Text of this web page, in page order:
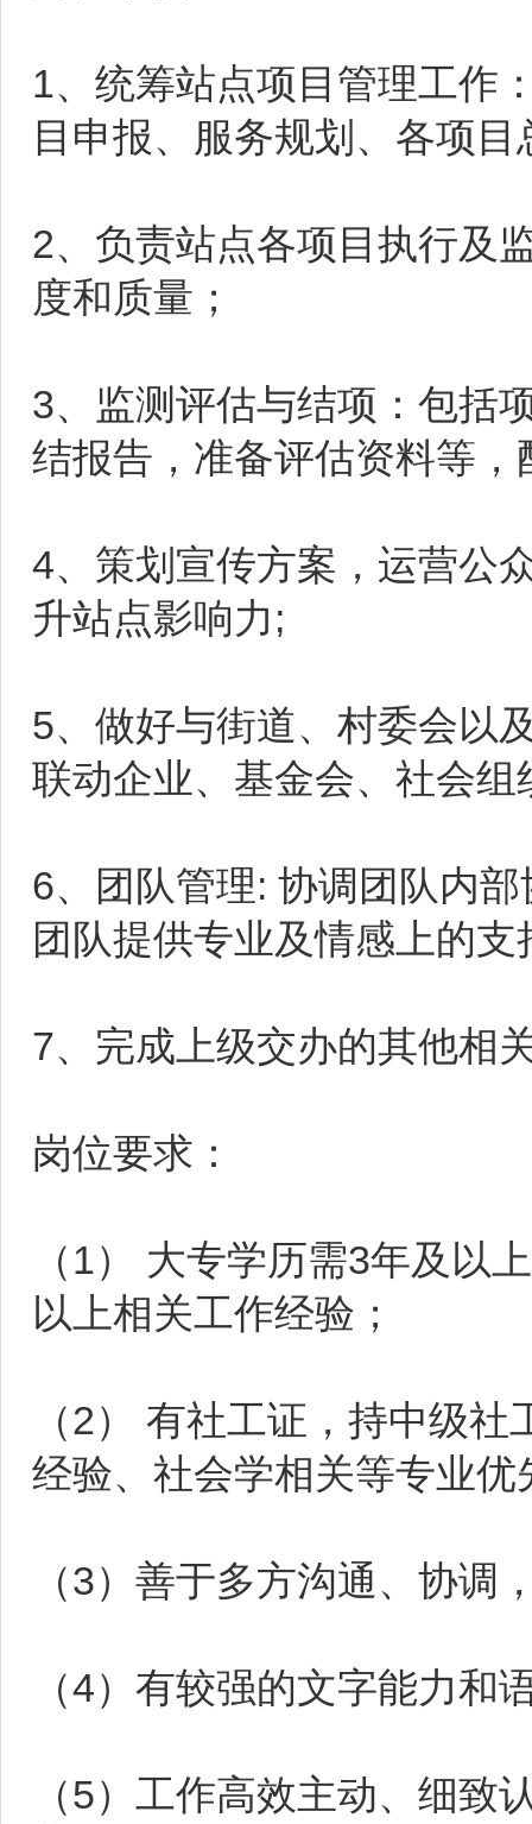
1、统筹站点项目管理工作
目申报、服务规划、各项
2、负责站点各项目执行及
度和质量；
3、监测评估与结项：包括
结报告，准备评估资料等
4、策划宣传方案，运营公
升站点影响力;
5、做好与街道、村委会以
联动企业、基金会、社会
6、团队管理: 协调团队内
团队提供专业及情感上的
7、完成上级交办的其他相
岗位要求：
（1） 大专学历需3年及以
以上相关工作经验；
（2） 有社工证，持中级
经验、社会学相关等专业优
（3）善于多方沟通、协调
（4）有较强的文字能力和
（5）工作高效主动、细致